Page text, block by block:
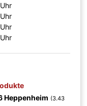
Heppenheim (3.43